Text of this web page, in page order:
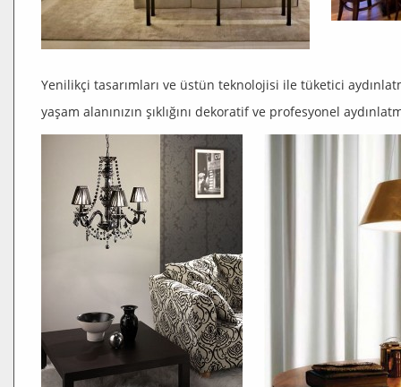
Yenilikçi tasarımları ve üstün teknolojisi ile tüketici
yaşam alanınızın şıklığını dekoratif ve profesyonel